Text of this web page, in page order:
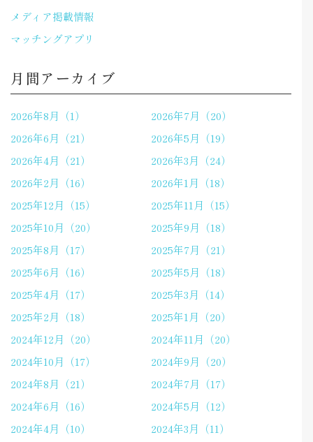
メディア掲載情報
マッチングアプリ
月間アーカイブ
2026年8月（1）
2026年7月（20）
2026年6月（21）
2026年5月（19）
2026年4月（21）
2026年3月（24）
2026年2月（16）
2026年1月（18）
2025年12月（15）
2025年11月（15）
2025年10月（20）
2025年9月（18）
2025年8月（17）
2025年7月（21）
2025年6月（16）
2025年5月（18）
2025年4月（17）
2025年3月（14）
2025年2月（18）
2025年1月（20）
2024年12月（20）
2024年11月（20）
2024年10月（17）
2024年9月（20）
2024年8月（21）
2024年7月（17）
2024年6月（16）
2024年5月（12）
2024年4月（10）
2024年3月（11）